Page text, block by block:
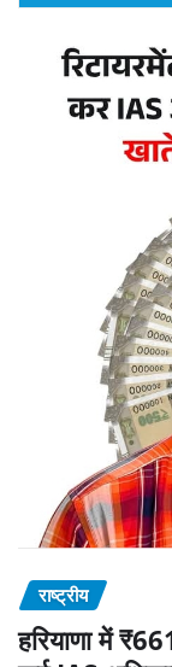
राष्ट्रीय
हरियाणा में